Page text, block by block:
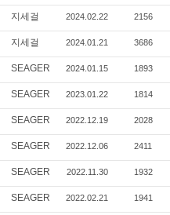
지세걸 2024.02.22 2156
지세걸 2024.01.21 3686
SEAGER 2024.01.15 1893
SEAGER 2023.01.22 1814
SEAGER 2022.12.19 2028
SEAGER 2022.12.06 2411
SEAGER 2022.11.30 1932
SEAGER 2022.02.21 1941